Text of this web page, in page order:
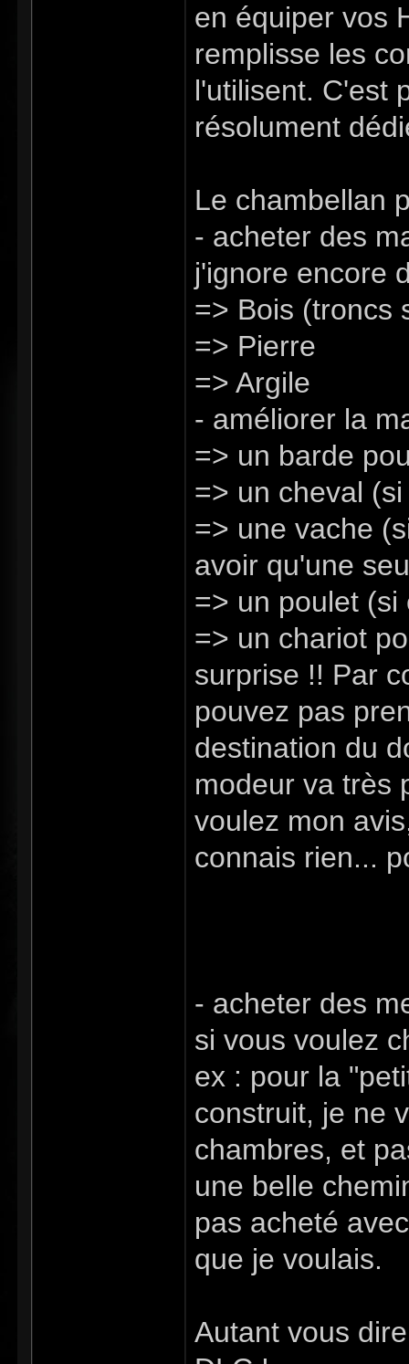
en équiper vos
remplisse les
l'utilisent. C'est
résolument
Le chambellan
- acheter des
j'ignore encore
=> Bois (troncs
=> Pierre
=> Argile
- améliorer la
=> un barde
=> un cheval
=> une vache
avoir qu'une
=> un poulet
=> un chariot
surprise !! Par
pouvez pas
destination du
modeur va très
voulez mon
connais rien...
- acheter des
si vous voulez
ex : pour la
construit, je ne
chambres, et
une belle
pas acheté
que je voulais.
Autant vous